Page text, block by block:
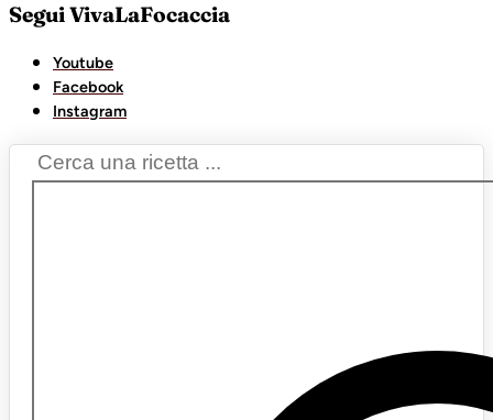
Segui VivaLaFocaccia
Youtube
Facebook
Instagram
Search
...